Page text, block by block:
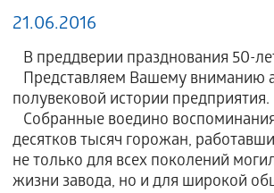
21.06.2016
В преддверии празднования 50-
Представляем Вашему вниманию
полувековой истории предприятия.
Собранные воедино
десятков тысяч горожан,
не только для всех поколений
жизни завода, но и для широкой